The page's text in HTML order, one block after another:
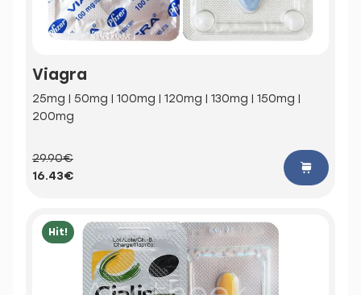
Viagra
25mg | 50mg | 100mg | 120mg | 130mg | 150mg |
200mg
29.90€
16.43€
Hit!